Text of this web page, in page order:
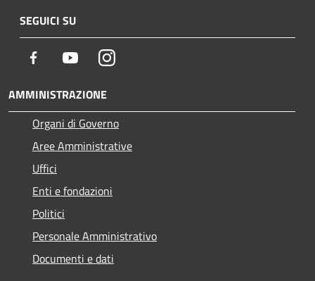
SEGUICI SU
Facebook YoutubeInstagram
AMMINISTRAZIONE
Organi di Governo
Aree Amministrative
Uffici
Enti e fondazioni
Politici
Personale Amministrativo
Documenti e dati